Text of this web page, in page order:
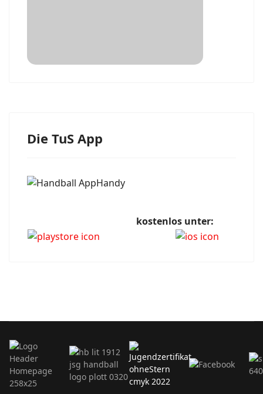
Die TuS App
kostenlos unter: